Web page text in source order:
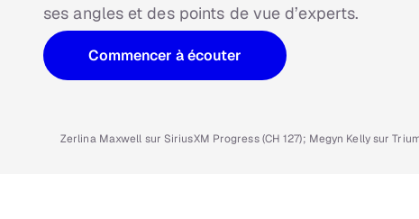
ses angles et des points de vue d’experts.
Commencer à écouter
Zerlina Maxwell sur SiriusXM Progress (CH 127); Megyn Kelly sur